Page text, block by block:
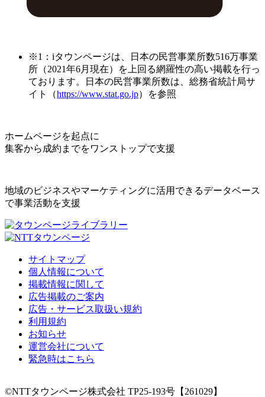
※1：iタウンページは、日本の民営事業所数516万事業
所（2021年6月現在）を上回る網羅性の高い掲載を行っ
ております。日本の民営事業所数は、総務省統計局サ
イト（https://www.stat.go.jp）を参照
ホームページを起点に
集客から成約までをワンストップで支援
地域のビジネスやマーケティングに活用できるデータベース
で事業活動を支援
サイトマップ
個人情報について
掲載情報に関して
広告掲載のご案内
広告・サービス取扱い規約
利用規約
お知らせ
運営会社について
緊急時はこちら
©NTTタウンページ株式会社 TP25-193号【261029】